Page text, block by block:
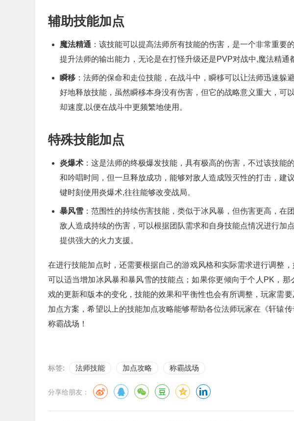
辅助技能加点
魔法精通 ：该技能可以提高法师所有技能的伤害，是一个非常重要
提升法师的输出能力，无论是在打怪升级还是PVP对战中,魔法精通
瞬移 ：法师的保命和走位技能，在战斗中，瞬移可以让法师迅速躲
好地释放技能，虽然瞬移本身没有伤害，但它的战略意义重大，可
却速度,以便在战斗中更频繁地使用。
特殊技能加点
炎爆术 ：这是法师的终极爆发技能，具有极高的伤害，不过该技能
和吟唱时间，但一旦释放成功，能够对敌人造成毁灭性的打击，建
键时刻使用炎爆术,往往能够改变战局。
暴风雪 ：范围性的持续伤害技能，类似于冰风暴，但伤害更高，在
敌人造成持续的伤害，可以根据团队需求和自身技能点情况进行加
提供强大的火力支援。
在进行技能加点时，还需要根据自己的游戏风格和实际需求进行调整
可以适当增加冰风暴和暴风雪的技能点；如果你更倾向于个人PK，
戏的更新和版本的变化，技能的效果和平衡性也会有所调整，玩家需
加点方案，希望以上的技能加点攻略能够帮助各位法师玩家在《轩辕
称霸战场！
标签: 法师技能 加点攻略 称霸战场
分享给朋友：